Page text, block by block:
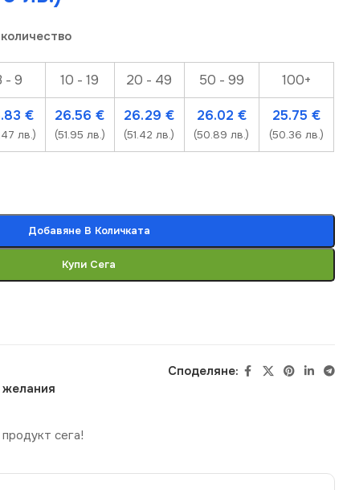
- 9 10 - 19 20 - 49 50 - 99 100+
€
лв.)
26.56€
(51.95 лв.)
26.29€
(51.42 лв.)
26.02 €
(50.89 лв.)
25.75 €
(50.36 лв.)
Добавяне В Количката
Купи Сега
Споделяне:
сега!